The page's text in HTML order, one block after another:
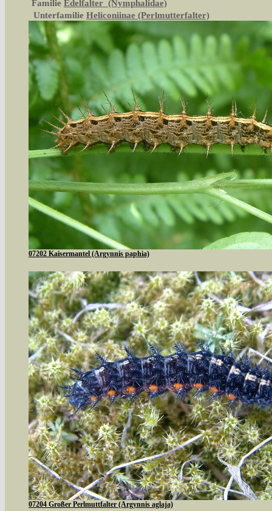
Familie Edelfalter (Nymphalidae)
Unterfamilie Heliconiinae (Perlmutterfalter)
07202 Kaisermantel (Argynnis paphia)
07204 Großer Perlmuttfalter (Argynnis aglaja)